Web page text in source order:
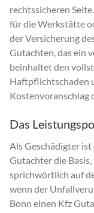
rechtssicheren
für die Werkstätte
der Versicherung
Gutachten, das ein
beinhaltet den
Haftpflichtschaden
Kostenvoranschlag
Das
Als Geschädigter
Gutachter die
sprichwörtlich auf
wenn der
Bonn einen Kfz